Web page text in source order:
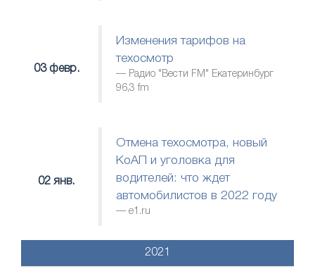
03 февр.
Изменения тарифов на
техосмотр
Радио "Вести FM" Екатеринбург
96,3 fm
02 янв.
Отмена техосмотра, новый
КоАП и уголовка для
водителей: что ждет
автомобилистов в 2022 году
е1.ru
2021